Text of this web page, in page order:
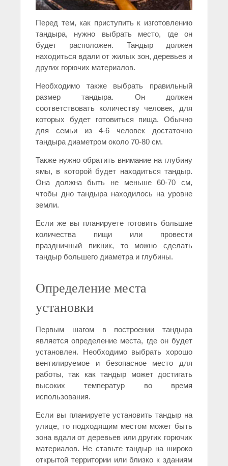
Перед тем, как приступить к изготовлению
тандыра, нужно выбрать место, где он
будет расположен. Тандыр должен
находиться вдали от жилых зон, деревьев и
других горючих материалов.
Необходимо также выбрать правильный
размер тандыра. Он должен
соответствовать количеству человек, для
которых будет готовиться пища. Обычно
для семьи из 4-6 человек достаточно
тандыра диаметром около 70-80 см.
Также нужно обратить внимание на глубину
ямы, в которой будет находиться тандыр.
Она должна быть не меньше 60-70 см,
чтобы дно тандыра находилось на уровне
земли.
Если же вы планируете готовить большие
количества пищи или провести
праздничный пикник, то можно сделать
тандыр большего диаметра и глубины.
Определение места
установки
Первым шагом в построении тандыра
является определение места, где он будет
установлен. Необходимо выбрать хорошо
вентилируемое и безопасное место для
работы, так как тандыр может достигать
высоких температур во время
использования.
Если вы планируете установить тандыр на
улице, то подходящим местом может быть
зона вдали от деревьев или других горючих
материалов. Не ставьте тандыр на широко
открытой территории или близко к зданиям